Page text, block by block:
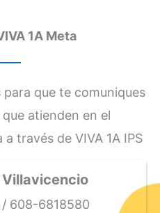
1A Meta
que te comuniques
que atienden en el
través de VIVA 1A IPS
608-6818580